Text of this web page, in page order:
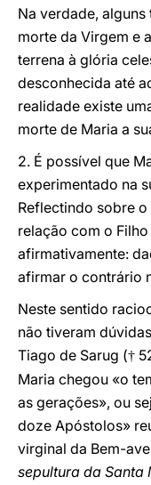
Na verdade,
morte da Virgem e
terrena à glória
desconhecida até
realidade existe
morte de Maria a
2. É possível que
experimentado na
Reflectindo sobre
relação com o
afirmativamente:
afirmar o contrário
Neste sentido
não tiveram
Tiago de Sarug (†
Maria chegou «o
as gerações», ou
doze Apóstolos»
virginal da Bem-
sepultura da Santa